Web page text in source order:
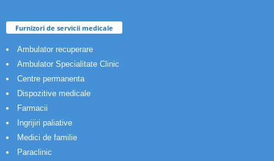
Furnizori de servicii medicale
Ambulator recuperare
Ambulator Specialitate Clinic
Centre permanenta
Dispozitive medicale
Farmacii
Ingrijiri paliative
Medici de familie
Paraclinic